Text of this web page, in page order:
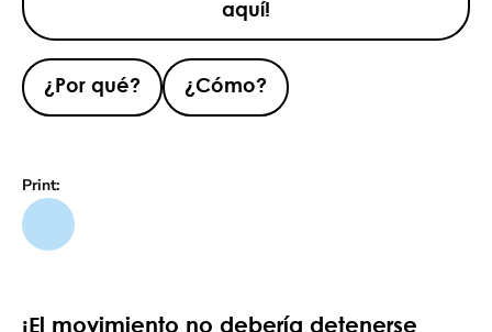
aquí!
¿Por qué? ¿Cómo?
Print:
¡El movimiento no debería detenerse